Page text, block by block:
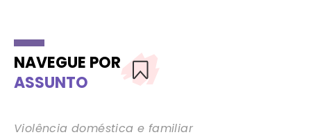
NAVEGUE POR
ASSUNTO
Violência doméstica e familiar